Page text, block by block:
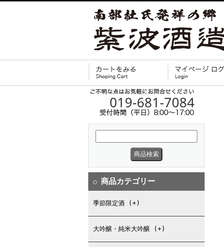
○ 商品カテゴリー
季節限定酒 (+)
大吟醸・純米大吟醸 (+)